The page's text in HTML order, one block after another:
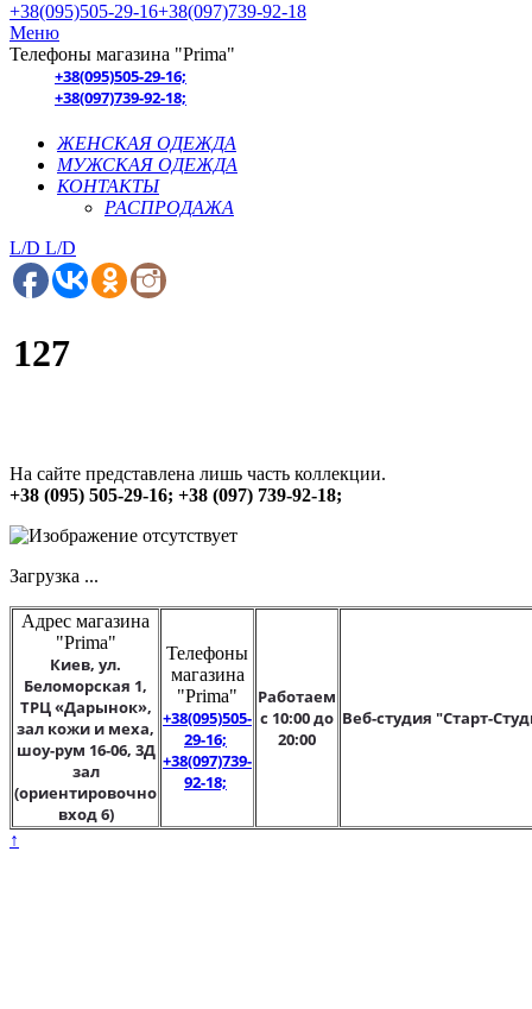
+38(095)505-29-16+38(097)739-92-18
Меню
Телефоны магазина "Prima"
+38(095)505-29-16;
+38(097)739-92-18;
ЖЕНСКАЯ ОДЕЖДА
МУЖСКАЯ ОДЕЖДА
КОНТАКТЫ
РАСПРОДАЖА
L/D L/D
127
На сайте представлена лишь часть коллекции.
+38 (095) 505-29-16; +38 (097) 739-92-18;
Загрузка ...
Адрес магазина
"Prima"
Киев, ул.
Беломорская 1,
ТРЦ «Дарынок»,
зал кожи и меха,
шоу-рум 16-06, 3Д
зал
(ориентировочно
вход 6)
Телефоны
магазина
"Prima"
+38(095)505-
29-16;
+38(097)739-
92-18;
Работаем
с 10:00 до
20:00
Веб-студия "Старт-
↑